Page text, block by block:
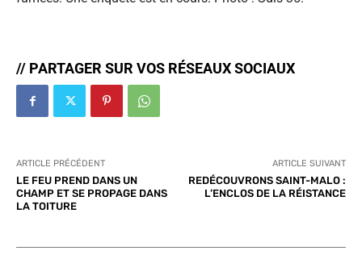
// PARTAGER SUR VOS RÉSEAUX SOCIAUX
ARTICLE PRÉCÉDENT
LE FEU PREND DANS UN
CHAMP ET SE PROPAGE DANS
LA TOITURE
ARTICLE SUIVANT
REDÉCOUVRONS SAINT-MALO :
L’ENCLOS DE LA RÉISTANCE